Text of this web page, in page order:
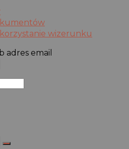
wizerunku
adres email